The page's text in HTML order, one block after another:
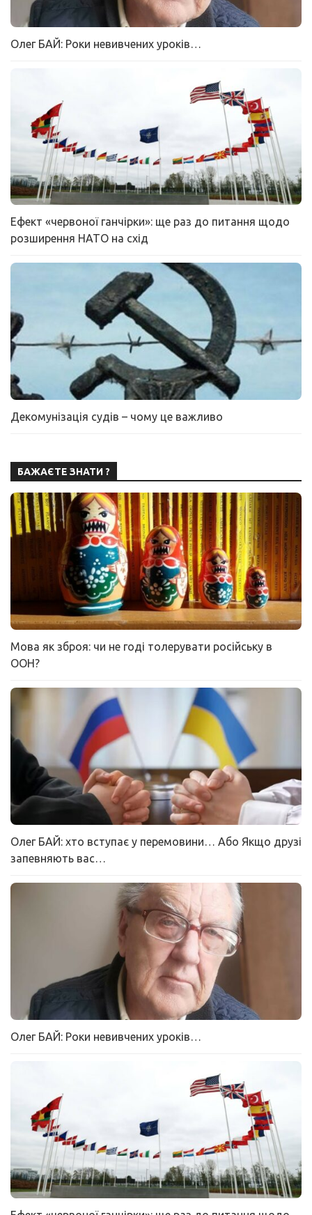
Олег БАЙ: Роки невивчених уроків…
Ефект «червоної ганчірки»: ще раз до питання щодо
розширення НАТО на схід
Декомунізація судів – чому це важливо
БАЖАЄТЕ ЗНАТИ ?
Мова як зброя: чи не годі толерувати російську в
ООН?
Олег БАЙ: хто вступає у перемовини… Або Якщо друзі
запевняють вас…
Олег БАЙ: Роки невивчених уроків…